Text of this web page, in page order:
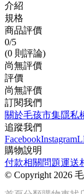
介紹
規格
商品評價
0/5
(0 則評論)
尚無評價
評價
尚無評價
訂閱我們
關於毛孩市集隱私
追蹤我們
FacebookInstagram
購物說明
付款相關問題運送
© Copyright 2026